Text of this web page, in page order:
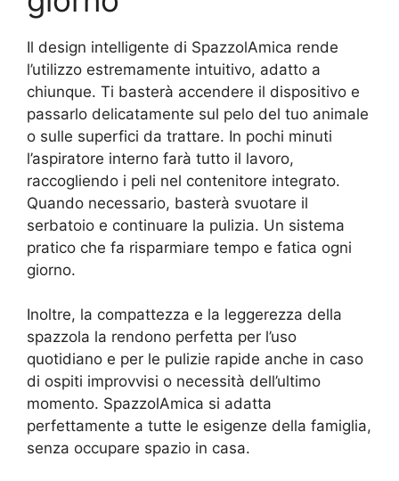
Il design intelligente di SpazzolAmica rende
l’utilizzo estremamente intuitivo, adatto a
chiunque. Ti basterà accendere il dispositivo e
passarlo delicatamente sul pelo del tuo animale
o sulle superfici da trattare. In pochi minuti
l’aspiratore interno farà tutto il lavoro,
raccogliendo i peli nel contenitore integrato.
Quando necessario, basterà svuotare il
serbatoio e continuare la pulizia. Un sistema
pratico che fa risparmiare tempo e fatica ogni
giorno.
Inoltre, la compattezza e la leggerezza della
spazzola la rendono perfetta per l’uso
quotidiano e per le pulizie rapide anche in caso
di ospiti improvvisi o necessità dell’ultimo
momento. SpazzolAmica si adatta
perfettamente a tutte le esigenze della famiglia,
senza occupare spazio in casa.